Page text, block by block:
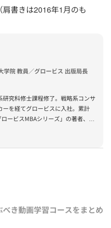
書きは2016年1月のも
学院 教員／グロービス 出版局長
究科修士課程修了。戦略系コンサ
を経てグロービスに入社。累計
ービスMBAシリーズ」の著者、プ
図解 基本ビジネス思考法45』
本フレームワーク50』『ビジネ
カルシンキング教室』『［実況』
しての経営理念』（以上PHP研
し穴』『バイアス』『KSFとは』
に『グロービスMBAマネジメン
ジメント・ブックⅡ』『MBA定量
ジネスプラン』『ストーリーで
き動画学習コースをまとめ